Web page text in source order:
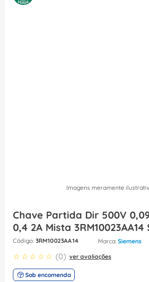
Imagens meramente
Chave Partida Dir 500V
0,4 2A Mista 3RM10023AA14
: 3RM10023AA14 Siemens
☆ ☆ ☆ ☆ ☆ (0) ver avaliações
Sob encomenda